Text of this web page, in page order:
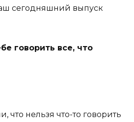
сегодняшний выпуск
говорить все, что
что нельзя что-то говорить